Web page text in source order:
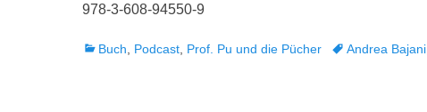
978-3-608-94550-9
Kategorien
Buch Podcast Prof. Pu und die Pücher TagsAndrea Bajani